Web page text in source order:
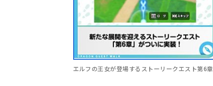
エルフの王女が登場するストーリークエスト第6章